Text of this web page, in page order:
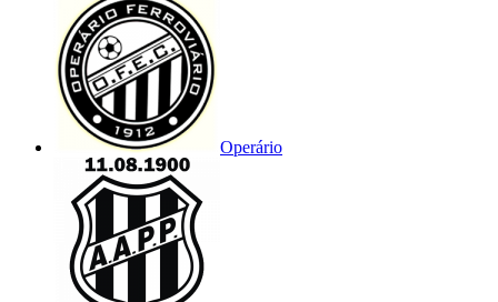
Operário